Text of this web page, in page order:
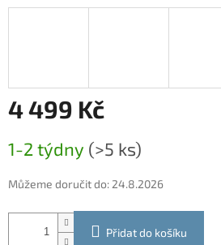
4 499 Kč
cena:
1-2 týdny (>5 ks)
Můžeme doručit do: 24.8.2026
Přidat do košíku